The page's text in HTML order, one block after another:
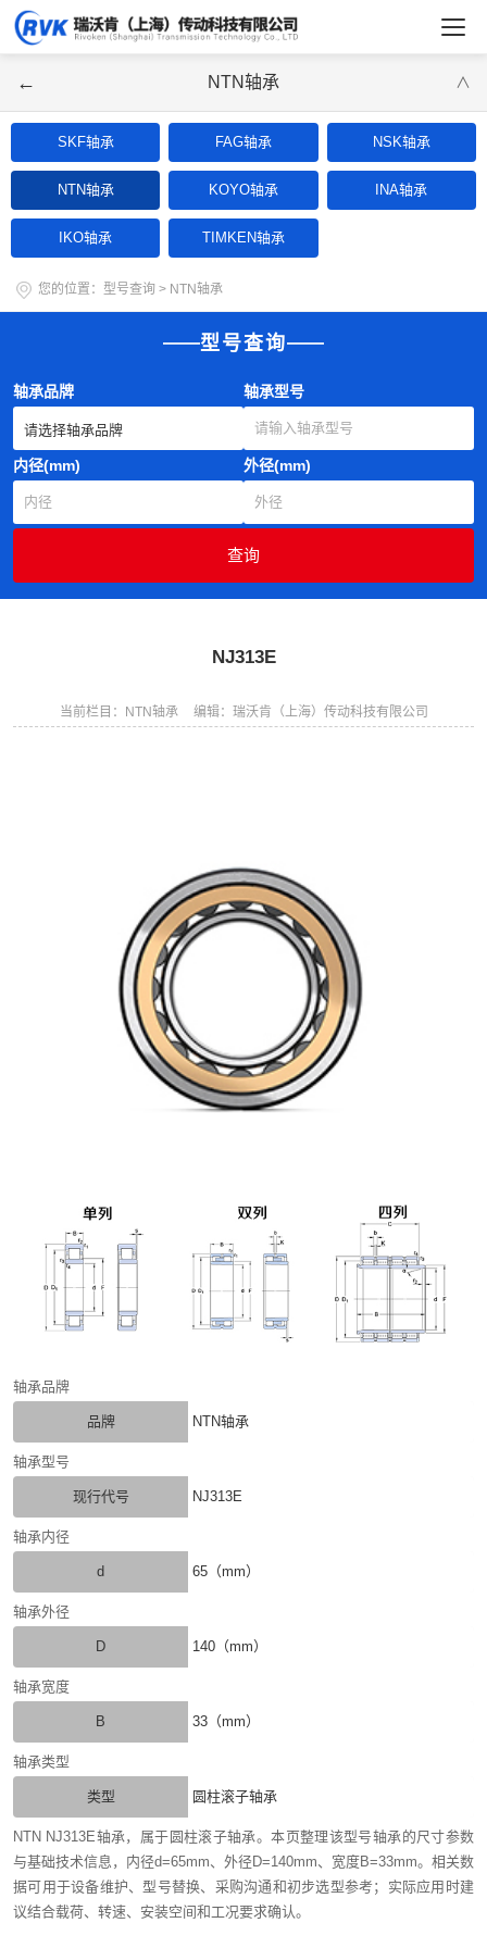
← NTN轴承 ∨
SKF轴承 FAG轴承 NSK轴承
NTN轴承 KOYO轴承 INA轴承
IKO轴承 TIMKEN轴承
您的位置： 型号查询 > NTN轴承
型号查询
轴承品牌 轴承型号
内径(mm) 外径(mm)
NJ313E
当前栏目：NTN轴承 编辑：瑞沃肯（上海）传动科技有限公司
轴承品牌
品牌 NTN轴承
轴承型号
现行代号 NJ313E
轴承内径
d 65（mm）
轴承外径
D 140（mm）
轴承宽度
B 33（mm）
轴承类型
类型 圆柱滚子轴承
NTN NJ313E轴承，属于圆柱滚子轴承。本页整理该型号轴承的尺寸参数
与基础技术信息，内径d=65mm、外径D=140mm、宽度B=33mm。相关数
据可用于设备维护、型号替换、采购沟通和初步选型参考；实际应用时建
议结合载荷、转速、安装空间和工况要求确认。